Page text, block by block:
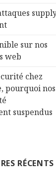
sur nos
web
chez
pourquoi nos
suspendus
RÉCENTS